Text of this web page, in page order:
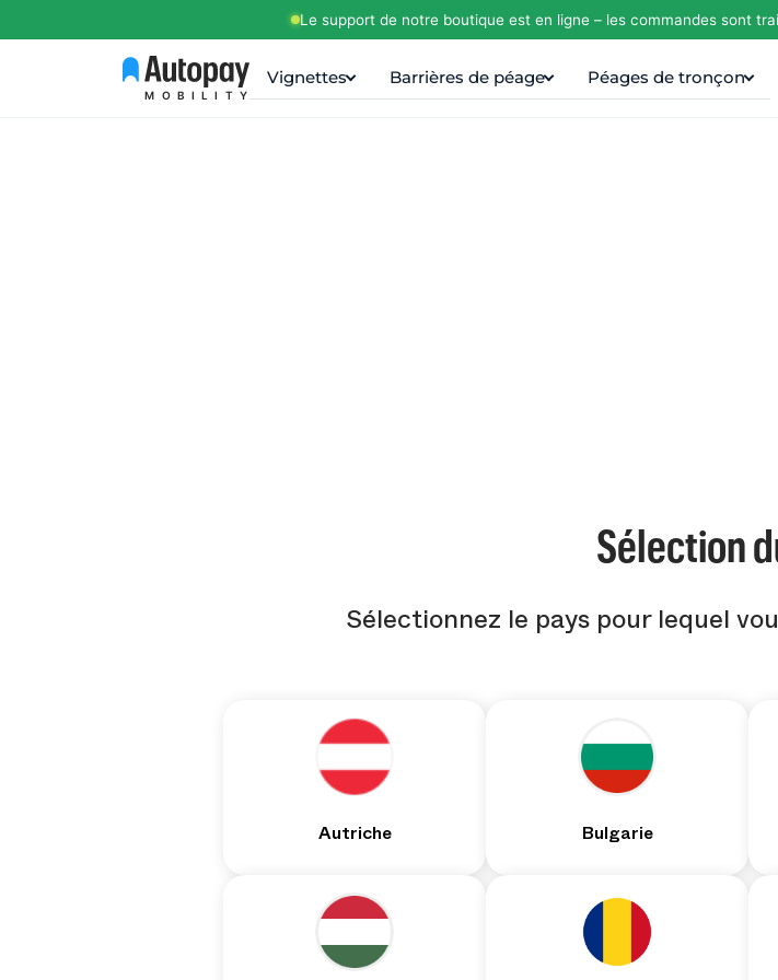
Le support de notre boutique est en ligne – les commandes sont
MOBILITY
Vignettes Barrières de péage Péages de tronçon
Sélection
Sélectionnez le pays pour lequel
Autriche Bulgarie